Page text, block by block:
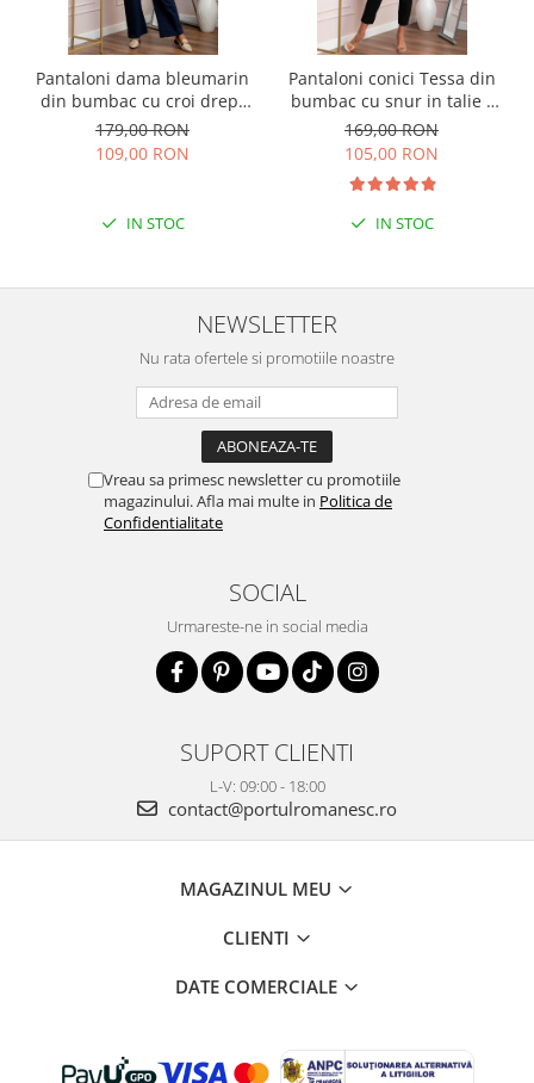
Pantaloni dama bleumarin
din bumbac cu croi drept
Cara
179,00 RON
109,00 RON
IN STOC
Pantaloni conici Tessa din
bumbac cu snur in talie -
Negru
169,00 RON
105,00 RON
IN STOC
NEWSLETTER
Nu rata ofertele si promotiile noastre
Vreau sa primesc newsletter cu promotiile
magazinului. Afla mai multe in Politica de
Confidentialitate
SOCIAL
Urmareste-ne in social media
SUPORT CLIENTI
L-V: 09:00 - 18:00
contact@portulromanesc.ro
MAGAZINUL MEU
CLIENTI
DATE COMERCIALE